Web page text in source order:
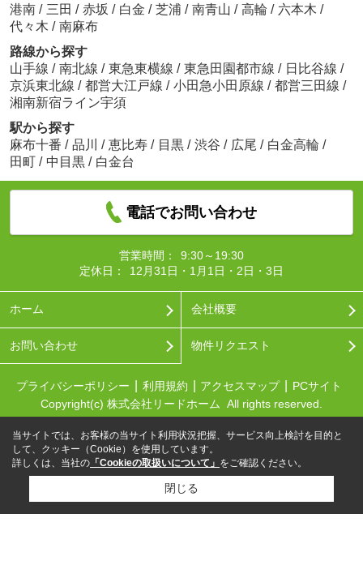
港南 / 三田 / 赤坂 / 白金 / 芝浦 / 南青山 / 高輪 / 六本木 /
代々木 / 南麻布
路線から探す
山手線 / 南北線 / 東急東横線 / 東急田園都市線 / 日比谷線 /
京浜東北線 / 都営大江戸線 / 小田急小田原線 / 都営三田線 /
湘南新宿ライン宇須
駅から探す
麻布十番 / 品川 / 恵比寿 / 目黒 / 渋谷 / 広尾 / 白金高輪 /
田町 / 中目黒 / 白金台
電話でお問い合わせ
営業時間：
9:30～19:30
定休日：
12月31日・1月1日・2日・3日
ホーム 会社概要
お問い合わせ 物件リクエスト
プライバシーポリシー 利用規約 アクセスマップ
PCサイト
Copyright(c) 株式会社リードホーム All rights reserved.
当サイトでは、お客様の当サイト利用状況把握、サービス向上検討を目的と
して、クッキー（Cookie）を使用しています。
詳しくは、当社の 「Cookieの取扱いについて」 をご確認ください。
閉じる